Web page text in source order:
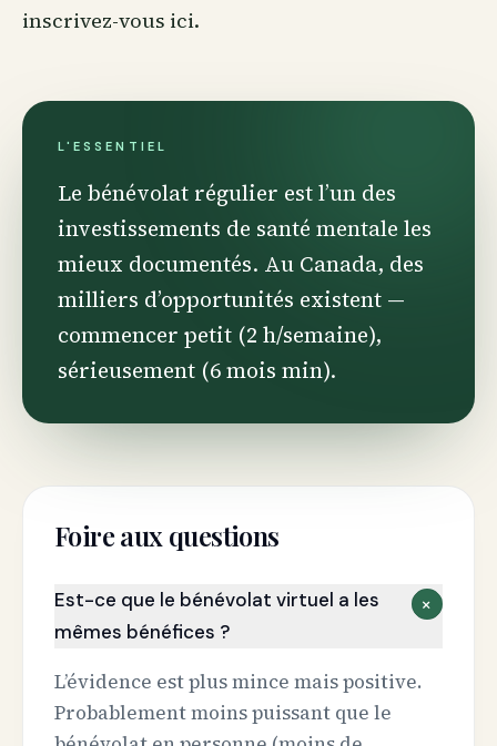
inscrivez-vous ici.
L'ESSENTIEL
Le bénévolat régulier est l’un des
investissements de santé mentale les
mieux documentés. Au Canada, des
milliers d’opportunités existent —
commencer petit (2 h/semaine),
sérieusement (6 mois min).
Foire aux questions
Est-ce que le bénévolat virtuel a les
mêmes bénéfices ?
+
L’évidence est plus mince mais positive.
Probablement moins puissant que le